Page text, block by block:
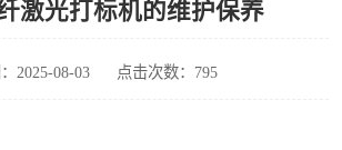
激光打标机的维护保养
2025-08-03 点击次数：795
CO2打标机
大族激光光纤打标机
机